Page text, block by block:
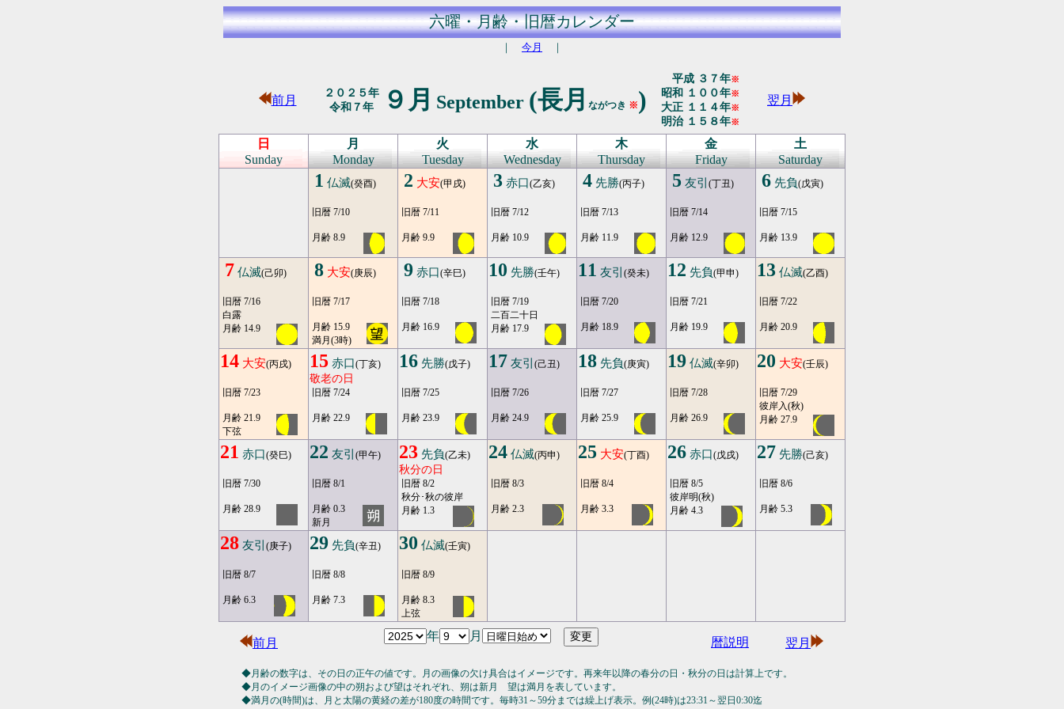
六曜・月齢・旧暦カレンダー
｜ 今月 ｜
前月
２０２５年
令和７年
９月 September (長月 ながつき ※)
平成 ３７年※
昭和 １００年※
大正 １１４年※
明治 １５８年※
翌月
日
Sunday
月
Monday
火
Tuesday
水
Wednesday
木
Thursday
金
Friday
土
Saturday
1 仏滅(癸酉)
旧暦 7/10
月齢 8.9
2 大安(甲戌)
旧暦 7/11
月齢 9.9
3 赤口(乙亥)
旧暦 7/12
月齢 10.9
4 先勝(丙子)
旧暦 7/13
月齢 11.9
5 友引 (丁丑)
旧暦 7/14
月齢 12.9
6 先負(戊寅)
旧暦 7/15
月齢 13.9
7 仏滅(己卯)
旧暦 7/16
白露
月齢 14.9
8 大安(庚辰)
旧暦 7/17
月齢 15.9
満月(3時)
9 赤口(辛巳)
旧暦 7/18
月齢 16.9
10 先勝(壬午)
旧暦 7/19
二百二十日
月齢 17.9
11 友引 (癸未)
旧暦 7/20
月齢 18.9
12 先負(甲申)
旧暦 7/21
月齢 19.9
13 仏滅(乙酉)
旧暦 7/22
月齢 20.9
14 大安(丙戌)
旧暦 7/23
月齢 21.9
下弦
15 赤口(丁亥)
敬老の日
旧暦 7/24
月齢 22.9
16 先勝(戊子)
旧暦 7/25
月齢 23.9
17 友引 (己丑)
旧暦 7/26
月齢 24.9
18 先負(庚寅)
旧暦 7/27
月齢 25.9
19 仏滅(辛卯)
旧暦 7/28
月齢 26.9
20 大安(壬辰)
旧暦 7/29
彼岸入(秋)
月齢 27.9
21 赤口(癸巳)
旧暦 7/30
月齢 28.9
22 友引 (甲午)
旧暦 8/1
月齢 0.3
新月
23 先負(乙未)
秋分の日
旧暦 8/2
秋分･秋の彼岸
月齢 1.3
24 仏滅(丙申)
旧暦 8/3
月齢 2.3
25 大安(丁酉)
旧暦 8/4
月齢 3.3
26 赤口(戊戌)
旧暦 8/5
彼岸明(秋)
月齢 4.3
27 先勝(己亥)
旧暦 8/6
月齢 5.3
28 友引 (庚子)
旧暦 8/7
月齢 6.3
29 先負(辛丑)
旧暦 8/8
月齢 7.3
30 仏滅(壬寅)
旧暦 8/9
月齢 8.3
上弦
前月
年 月 暦説明 翌月
◆月齢の数字は、その日の正午の値です。月の画像の欠け具合はイメージです。再来年以降の春分の日・秋分の日は計算上です。
◆月のイメージ画像の中の朔および望はそれぞれ、朔は新月 望は満月を表しています。
◆満月の(時間)は、月と太陽の黄経の差が180度の時間です。毎時31～59分までは繰上げ表示。例(24時)は23:31～翌日0:30迄